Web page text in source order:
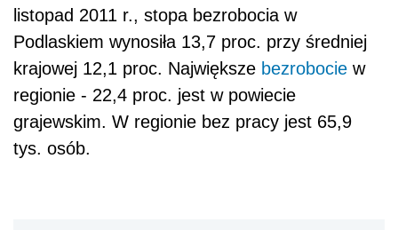
listopad 2011 r., stopa bezrobocia w
Podlaskiem wynosiła 13,7 proc. przy średniej
krajowej 12,1 proc. Największe bezrobocie w
regionie - 22,4 proc. jest w powiecie
grajewskim. W regionie bez pracy jest 65,9
tys. osób.